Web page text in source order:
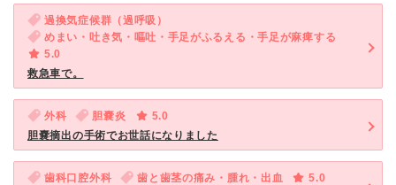
過換気症候群（過呼吸）
めまい・吐き気・嘔吐・手足がふるえる・手足が麻痺する
5.0
救急車で。
外科 胆嚢炎
5.0
胆嚢摘出の手術でお世話になりました
歯科口腔外科 歯と歯茎の痛み・腫れ・出血
5.0